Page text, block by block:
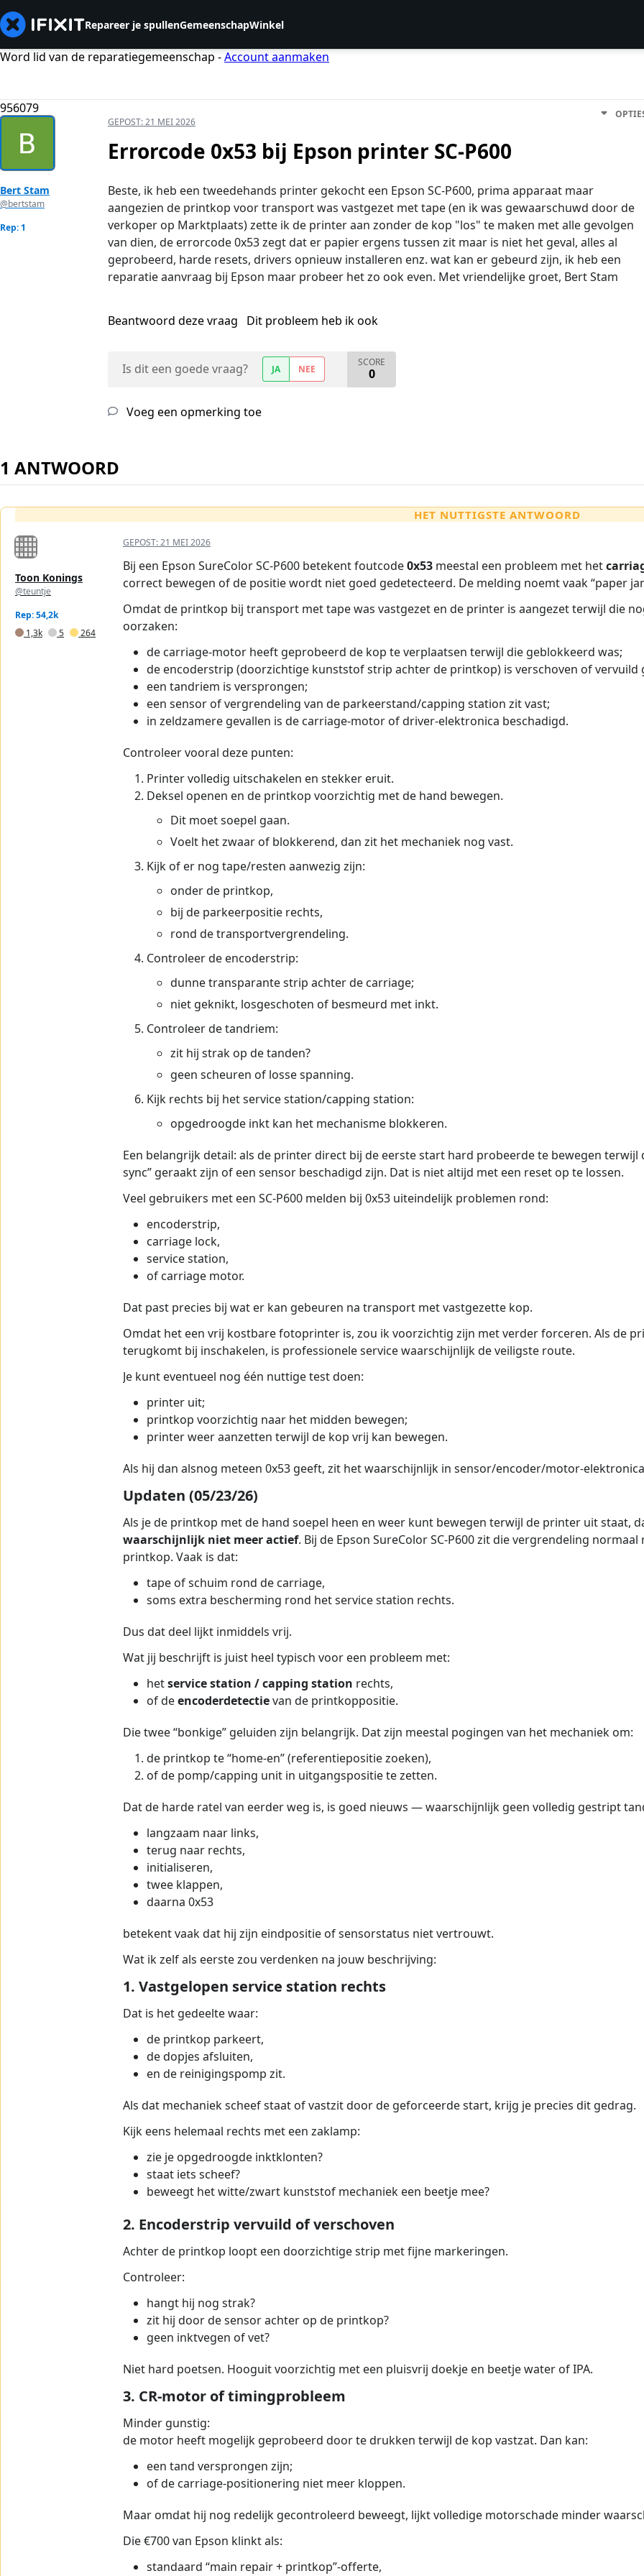
Repareer je spullenGemeenschapWinkel
Word lid van de reparatiegemeenschap -Account aanmaken
956079
Bert Stam
@bertstam
Rep: 1
GEPOST:21 MEI 2026
Errorcode 0x53 bij Epson printer SC-P600
Beste, ik heb een tweedehands printer gekocht een Epson SC-P600, prima apparaat maar
aangezien de printkop voor transport was vastgezet met tape (en ik was gewaarschuwd door de
verkoper op Marktplaats) zette ik de printer aan zonder de kop "los" te maken met alle gevolgen
van dien, de errorcode 0x53 zegt dat er papier ergens tussen zit maar is niet het geval, alles al
geprobeerd, harde resets, drivers opnieuw installeren enz. wat kan er gebeurd zijn, ik heb een
reparatie aanvraag bij Epson maar probeer het zo ook even. Met vriendelijke groet, Bert Stam
Beantwoord deze vraag Dit probleem heb ik ook
Is dit een goede vraag? JA NEE
SCORE
0
Voeg een opmerking toe
1 ANTWOORD
HET NUTTIGSTE ANTWOORD
Toon Konings
@teuntje
Rep: 54,2k
1,3k
5 264
GEPOST:21 MEI 2026
Bij een Epson SureColor SC‑P600 betekent foutcode0x53 meestal een probleem met het
correct bewegen of de positie wordt niet goed gedetecteerd. De melding noemt vaak “paper
Omdat de printkop bij transport met tape was vastgezet en de printer is aangezet terwijl die
oorzaken:
de carriage-motor heeft geprobeerd de kop te verplaatsen terwijl die geblokkeerd was;
de encoderstrip (doorzichtige kunststof strip achter de printkop) is verschoven of vervuild
een tandriem is versprongen;
een sensor of vergrendeling van de parkeerstand/capping station zit vast;
in zeldzamere gevallen is de carriage-motor of driver-elektronica beschadigd.
Controleer vooral deze punten:
Printer volledig uitschakelen en stekker eruit.
Deksel openen en de printkop voorzichtig met de hand bewegen.
Dit moet soepel gaan.
Voelt het zwaar of blokkerend, dan zit het mechaniek nog vast.
Kijk of er nog tape/resten aanwezig zijn:
onder de printkop,
bij de parkeerpositie rechts,
rond de transportvergrendeling.
Controleer de encoderstrip:
dunne transparante strip achter de carriage;
niet geknikt, losgeschoten of besmeurd met inkt.
Controleer de tandriem:
zit hij strak op de tanden?
geen scheuren of losse spanning.
Kijk rechts bij het service station/capping station:
opgedroogde inkt kan het mechanisme blokkeren.
Een belangrijk detail: als de printer direct bij de eerste start hard probeerde te bewegen terwijl
sync” geraakt zijn of een sensor beschadigd zijn. Dat is niet altijd met een reset op te lossen.
Veel gebruikers met een SC-P600 melden bij 0x53 uiteindelijk problemen rond:
encoderstrip,
carriage lock,
service station,
of carriage motor.
Dat past precies bij wat er kan gebeuren na transport met vastgezette kop.
Omdat het een vrij kostbare fotoprinter is, zou ik voorzichtig zijn met verder forceren. Als de
terugkomt bij inschakelen, is professionele service waarschijnlijk de veiligste route.
Je kunt eventueel nog één nuttige test doen:
printer uit;
printkop voorzichtig naar het midden bewegen;
printer weer aanzetten terwijl de kop vrij kan bewegen.
Als hij dan alsnog meteen 0x53 geeft, zit het waarschijnlijk in sensor/encoder/motor-
Updaten (05/23/26)
Als je de printkop met de hand soepel heen en weer kunt bewegen terwijl de printer uit staat,
waarschijnlijk niet meer actief. Bij de Epson SureColor SC-P600 zit die vergrendeling
printkop. Vaak is dat:
tape of schuim rond de carriage,
soms extra bescherming rond het service station rechts.
Dus dat deel lijkt inmiddels vrij.
Wat jij beschrijft is juist heel typisch voor een probleem met:
hetservice station / capping station rechts,
of deencoderdetectievan de printkoppositie.
Die twee “bonkige” geluiden zijn belangrijk. Dat zijn meestal pogingen van het mechaniek om:
de printkop te “home-en” (referentiepositie zoeken),
of de pomp/capping unit in uitgangspositie te zetten.
Dat de harde ratel van eerder weg is, is goed nieuws — waarschijnlijk geen volledig gestript
langzaam naar links,
terug naar rechts,
initialiseren,
twee klappen,
daarna 0x53
betekent vaak dat hij zijn eindpositie of sensorstatus niet vertrouwt.
Wat ik zelf als eerste zou verdenken na jouw beschrijving:
1. Vastgelopen service station rechts
Dat is het gedeelte waar:
de printkop parkeert,
de dopjes afsluiten,
en de reinigingspomp zit.
Als dat mechaniek scheef staat of vastzit door de geforceerde start, krijg je precies dit gedrag.
Kijk eens helemaal rechts met een zaklamp:
zie je opgedroogde inktklonten?
staat iets scheef?
beweegt het witte/zwart kunststof mechaniek een beetje mee?
2. Encoderstrip vervuild of verschoven
Achter de printkop loopt een doorzichtige strip met fijne markeringen.
Controleer:
hangt hij nog strak?
zit hij door de sensor achter op de printkop?
geen inktvegen of vet?
Niet hard poetsen. Hooguit voorzichtig met een pluisvrij doekje en beetje water of IPA.
3. CR-motor of timingprobleem
Minder gunstig:
de motor heeft mogelijk geprobeerd door te drukken terwijl de kop vastzat. Dan kan:
een tand versprongen zijn;
of de carriage-positionering niet meer kloppen.
Maar omdat hij nog redelijk gecontroleerd beweegt, lijkt volledige motorschade minder
Die €700 van Epson klinkt als:
standaard “main repair + printkop”-offerte,